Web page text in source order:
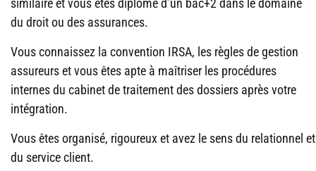
similaire et vous êtes diplomé d’un bac+2 dans le domaine
du droit ou des assurances.
Vous connaissez la convention IRSA, les règles de gestion
assureurs et vous êtes apte à maîtriser les procédures
internes du cabinet de traitement des dossiers après votre
intégration.
Vous êtes organisé, rigoureux et avez le sens du relationnel et
du service client.